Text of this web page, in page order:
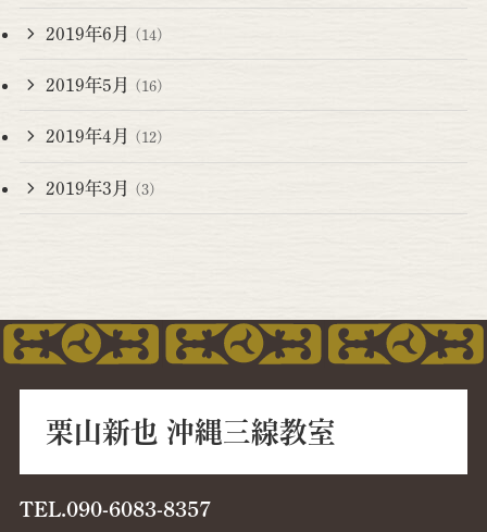
2019年6月 (14)
2019年5月 (16)
2019年4月 (12)
2019年3月 (3)
栗山新也 沖縄三線教室
TEL.090-6083-8357